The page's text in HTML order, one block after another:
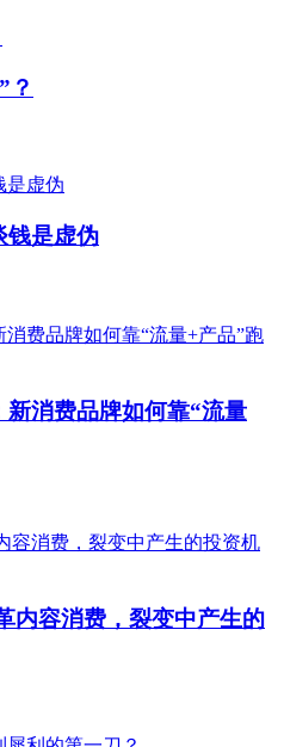
？
钱是虚伪
消费品牌如何靠“流量
内容消费，裂变中产生的